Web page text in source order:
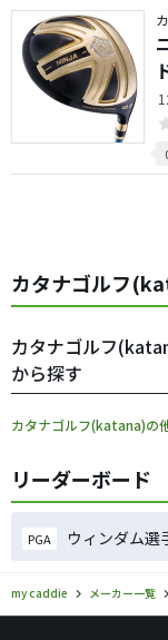
カタナゴルフ
カタナゴルフ
から探す
カタナゴルフ(katana)の
リーダーボード
PGA ウィンダム選
my caddie メーカー一覧